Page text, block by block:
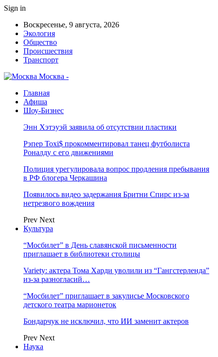
Sign in
Воскресенье, 9 августа, 2026
Экология
Общество
Происшествия
Транспорт
Москва -
Главная
Афиша
Шоу-Бизнес
Энн Хэтэуэй заявила об отсутствии пластики
Рэпер Toxi$ прокомментировал танец футболиста
Роналду с его движениями
Полиция урегулировала вопрос продления пребывания
в РФ блогера Черкашина
Появилось видео задержания Бритни Спирс из-за
нетрезвого вождения
Prev Next
Культура
“Мосбилет” в День славянской письменности
приглашает в библиотеки столицы
Variety: актера Тома Харди уволили из “Гангстерленда”
из-за разногласий…
“Мосбилет” приглашает в закулисье Московского
детского театра марионеток
Бондарчук не исключил, что ИИ заменит актеров
Prev Next
Наука